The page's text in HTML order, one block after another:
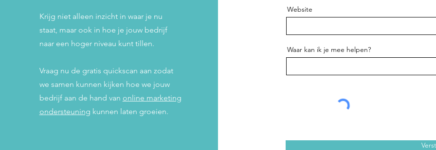
Krijg niet alleen inzicht in waar je nu
staat, maar ook in hoe je jouw bedrijf
naar een hoger niveau kunt tillen.
Vraag nu de gratis quickscan aan zodat
we samen kunnen kijken hoe we jouw
bedrijf aan de hand van online marketing
ondersteuning kunnen laten groeien.
Website
Waar kan ik je mee helpen?